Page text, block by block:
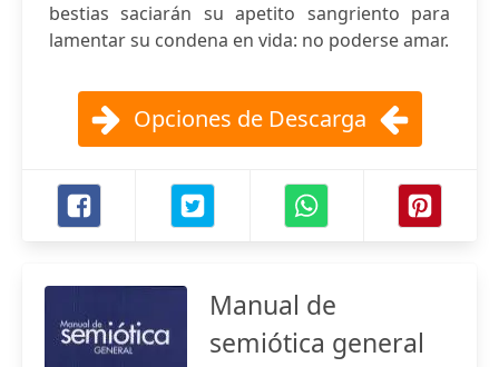
bestias saciarán su apetito sangriento para
lamentar su condena en vida: no poderse amar.
Opciones de Descarga
Manual de
semiótica general